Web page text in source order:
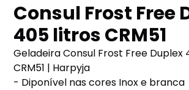
Consul Frost Free
405 litros CRM51
Geladeira Consul Frost Free Duplex
CRM51 | Harpyja
- Diponível nas cores Inox e branca